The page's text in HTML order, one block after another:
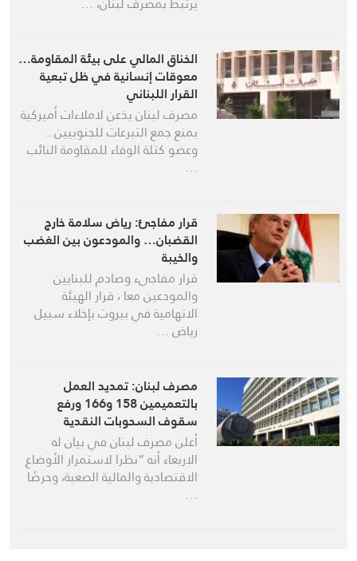
الخناق المالي على بيئة المقاومة…
معوقات إنسانية في ظل تبعية
القرار اللبناني
مصرف لبنان يذعن لاملاءات أميركية
بمنع جمع التبرعات للجنوبيين ..
وعضو كتلة الوفاء للمقاومة النائب
…
قرار مفاجئ: رياض سلامة خارج
القضبان… والمودعون بين الغضب
والخيبة
قرار مفاجىء وصادم للبنايين
والمودعين معا ، قرار الهيئة
الاتهامية في بيروت بإخلاء سبيل
رياض …
مصرف لبنان: تمديد العمل
بالتعميمين 158 و166 ورفع
سقوف السحوبات النقدية
أعلن مصرف لبنان في بيان له
الاربعاء أنه “نظرا لاستمرار الأوضاع
الاقتصادية والمالية الصعبة، وحرصًا
…